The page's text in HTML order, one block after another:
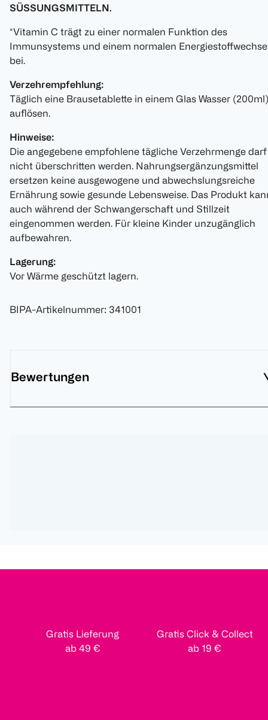
SÜSSUNGSMITTELN.
*Vitamin C trägt zu einer normalen Funktion des
Immunsystems und einem normalen
bei.
Verzehrempfehlung:
Täglich eine Brausetablette in einem Glas Wasser (200ml)
auflösen.
Hinweise:
Die angegebene empfohlene tägliche Verzehrmenge darf
nicht überschritten werden. Nahrungsergänzungsmittel
ersetzen keine ausgewogene und abwechslungsreiche
Ernährung sowie gesunde Lebensweise. Das Produkt
auch während der Schwangerschaft und Stillzeit
eingenommen werden. Für kleine Kinder unzugänglich
aufbewahren.
Lagerung:
Vor Wärme geschützt lagern.
BIPA-Artikelnummer: 341001
Bewertungen
Gratis Lieferung
ab 49 €
Gratis Click & Collect
ab 19 €